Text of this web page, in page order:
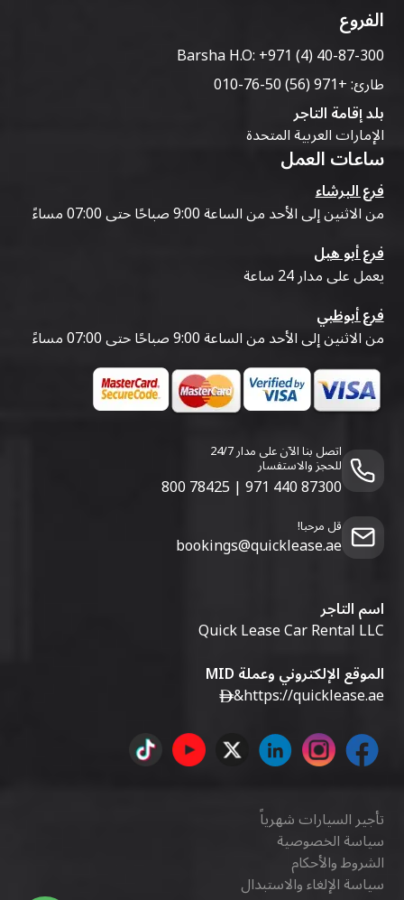
الفروع
Barsha H.O:+971 (4) 40-87-300
طارئ:+971 (56) 50-76-010
بلد إقامة التاجر
الإمارات العربية المتحدة
ساعات العمل
فرع البرشاء
من الاثنين إلى الأحد من الساعة 9:00 صباحًا حتى 07:00 مساءً
فرع أبو هيل
يعمل على مدار 24 ساعة
فرع أبوظبي
من الاثنين إلى الأحد من الساعة 9:00 صباحًا حتى 07:00 مساءً
اتصل بنا الآن على مدار 24/7
للحجز والاستفسار
800 78425 | 971 440 87300
قل مرحبا!
bookings@quicklease.ae
اسم التاجر
Quick Lease Car Rental LLC
الموقع الإلكتروني وعملة MID
https://quicklease.ae
&
تأجير السيارات شهرياً
سياسة الخصوصية
الشروط والأحكام
سياسة الإلغاء والاستبدال